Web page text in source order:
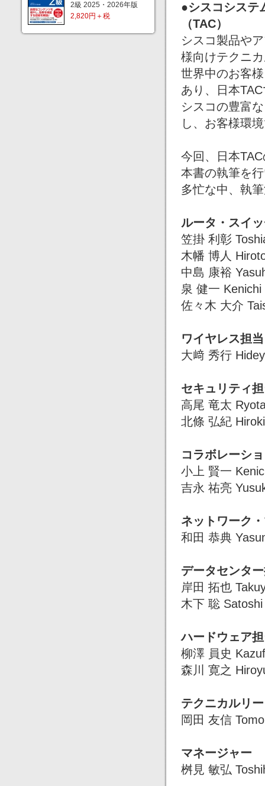
2級 2025・2026年版
2,820円＋税
●シスコシス
（TAC）
シスコ製品や
様向けテクニ
世界中のお客
あり、日本
シスコの豊富
し、お客様環
今回、日本
本書の執筆を
多忙な中、執
ルータ・スイ
笠掛 利彰
木幡 博人
中島 康裕
泉 健一 Kenichi
佐々木 大介
ワイヤレス担当
大﨑 秀行
セキュリティ
高尾 竜太
北條 弘紀
コラボレーシ
小上 賢一
吉永 祐亮
ネットワーク
和田 恭典
データセンタ
岸田 拓也
木下 聡
ハードウェア
柳澤 員史
森川 寛之
テクニカルリ
岡田 友信
マネージャー
桝見 敏弘